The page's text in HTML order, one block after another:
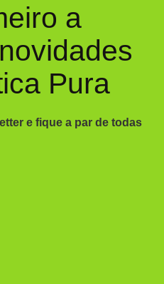
a
Pura
e fique a par de todas